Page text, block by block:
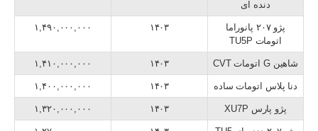
دنده ای
پژو ۲۰۷ پانوراما
اتومات TU5P
۱۴۰۳ ۱,۴۹۰,۰۰۰,۰۰۰
شاهین G اتومات CVT ۱۴۰۳ ۱,۴۱۰,۰۰۰,۰۰۰
دنا پلاس اتومات ساده ۱۴۰۳ ۱,۴۰۰,۰۰۰,۰۰۰
پژو پارس XU7P ۱۴۰۳ ۱,۳۲۰,۰۰۰,۰۰۰